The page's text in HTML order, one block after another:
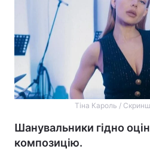
Тіна Кароль /
Шанувальники гідно
композицію.